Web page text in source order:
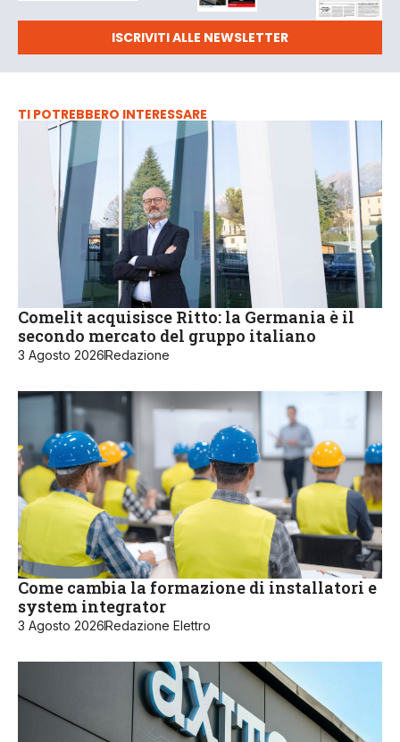
ISCRIVITI ALLE NEWSLETTER
TI POTREBBERO INTERESSARE
Comelit acquisisce Ritto: la Germania è il
secondo mercato del gruppo italiano
3 Agosto 2026Redazione
Come cambia la formazione di installatori e
system integrator
3 Agosto 2026Redazione Elettro